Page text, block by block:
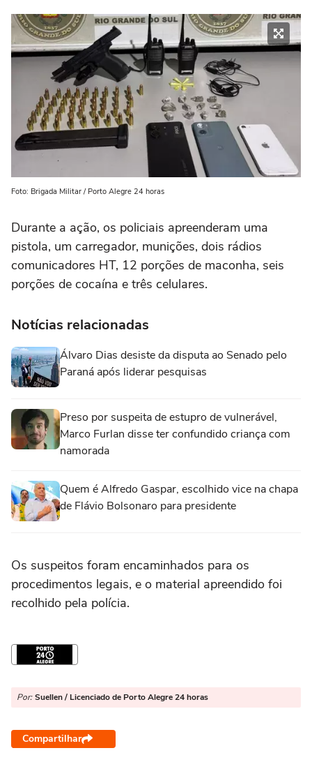
Foto: Brigada Militar / Porto Alegre 24 horas
Durante a ação, os policiais apreenderam uma
pistola, um carregador, munições, dois rádios
comunicadores HT, 12 porções de maconha, seis
porções de cocaína e três celulares.
Notícias relacionadas
Álvaro Dias desiste da disputa ao Senado pelo
Paraná após liderar pesquisas
Preso por suspeita de estupro de vulnerável,
Marco Furlan disse ter confundido criança com
namorada
Quem é Alfredo Gaspar, escolhido vice na chapa
de Flávio Bolsonaro para presidente
Os suspeitos foram encaminhados para os
procedimentos legais, e o material apreendido foi
recolhido pela polícia.
Por: Suellen / Licenciado de Porto Alegre 24 horas
Compartilhar